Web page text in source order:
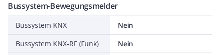
Bussystem-Bewegungsmelder
Bussystem KNX
Nein
Bussystem KNX-RF (Funk)
Nein